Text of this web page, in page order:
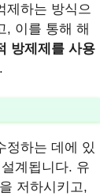
제하는 방식으
, 이를 통해 해
방제제를 사용
정하는 데에 있
계됩니다. 유
저하시키고,